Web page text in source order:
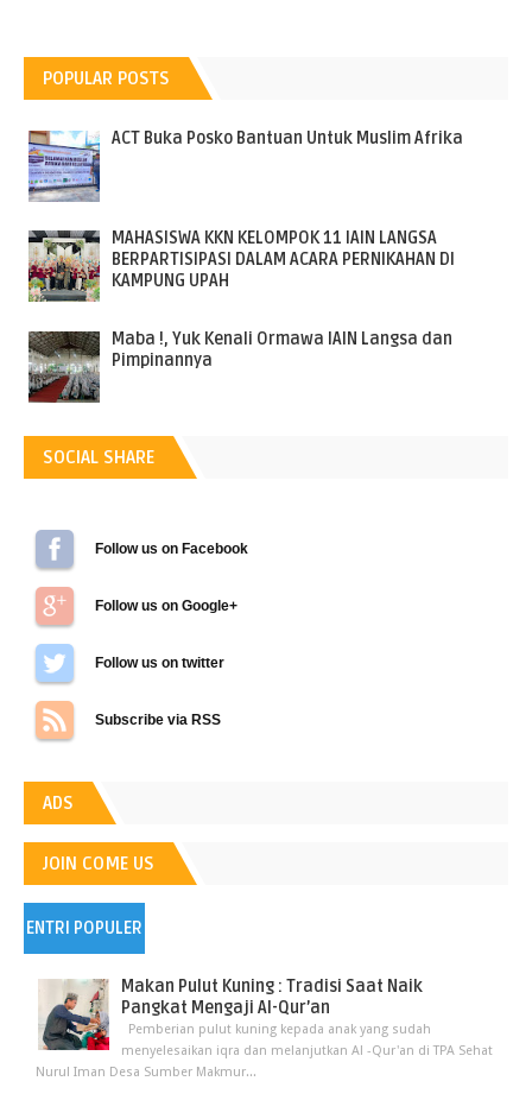
POPULAR POSTS
ACT Buka Posko Bantuan Untuk Muslim Afrika
MAHASISWA KKN KELOMPOK 11 IAIN LANGSA
BERPARTISIPASI DALAM ACARA PERNIKAHAN DI
KAMPUNG UPAH
Maba !, Yuk Kenali Ormawa IAIN Langsa dan
Pimpinannya
SOCIAL SHARE
Follow us on Facebook
Follow us on Google+
Follow us on Twitter
Subscribe via RSS
ADS
JOIN COME US
ENTRI POPULER
Makan Pulut Kuning : Tradisi Saat Naik
Pangkat Mengaji Al-Qur’an
Pemberian pulut kuning kepada anak yang sudah
menyelesaikan iqra dan melanjutkan Al -Qur'an di TPA Sehat
Nurul Iman Desa Sumber Makmur...